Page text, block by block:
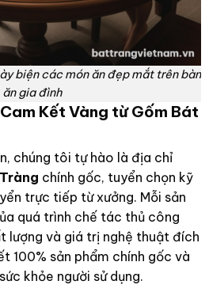
biện các món ăn đẹp mắt trên bàn
ăn gia đình
Kết Vàng từ Gốm Bát
chúng tôi tự hào là địa chỉ
chính gốc, tuyển chọn kỹ
trực tiếp từ xưởng. Mỗi sản
quá trình chế tác thủ công
lượng và giá trị nghệ thuật đích
100% sản phẩm chính gốc và
khỏe người sử dụng.